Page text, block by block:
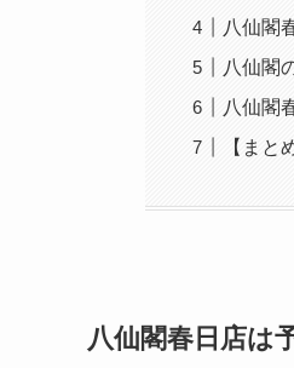
八仙閣
八仙閣
八仙閣
【ま
八仙閣春日店は